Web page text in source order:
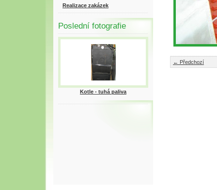
Realizace zakázek
Poslední fotografie
Kotle - tuhá paliva
← Předchozí